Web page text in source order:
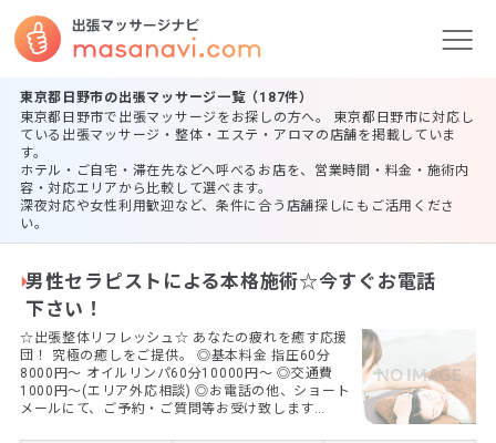
東京都日野市の出張マッサージ一覧（187件）
東京都日野市で出張マッサージをお探しの方へ。 東京都日野市に対応し
ている出張マッサージ・整体・エステ・アロマの店舗を掲載していま
す。
ホテル・ご自宅・滞在先などへ呼べるお店を、営業時間・料金・施術内
容・対応エリアから比較して選べます。
深夜対応や女性利用歓迎など、条件に合う店舗探しにもご活用くださ
い。
男性セラピストによる本格施術☆今すぐお電話
下さい！
☆出張整体リフレッシュ☆ あなたの疲れを癒す応援
団！ 究極の癒しをご提供。 ◎基本料金 指圧60分
8000円〜 オイルリンパ60分10000円〜 ◎交通費
1000円～(エリア外応相談) ◎お電話の他、ショート
メールにて、ご予約・ご質問等お受け致します